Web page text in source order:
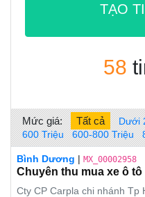
TẠO
58
Mức giá: Tất cả Dưới
600 Triệu
600-800 Triệu
Bình Dương | MX_00002958
Chuyên thu mua xe ô
Cty CP Carpla chi nhánh Tp